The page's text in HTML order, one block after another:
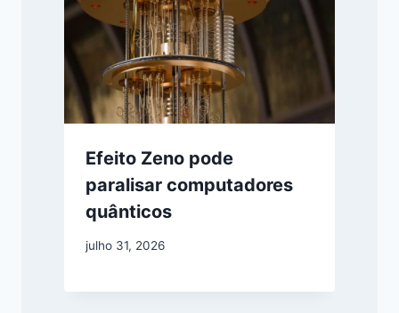
Efeito Zeno pode
paralisar computadores
quânticos
julho 31, 2026